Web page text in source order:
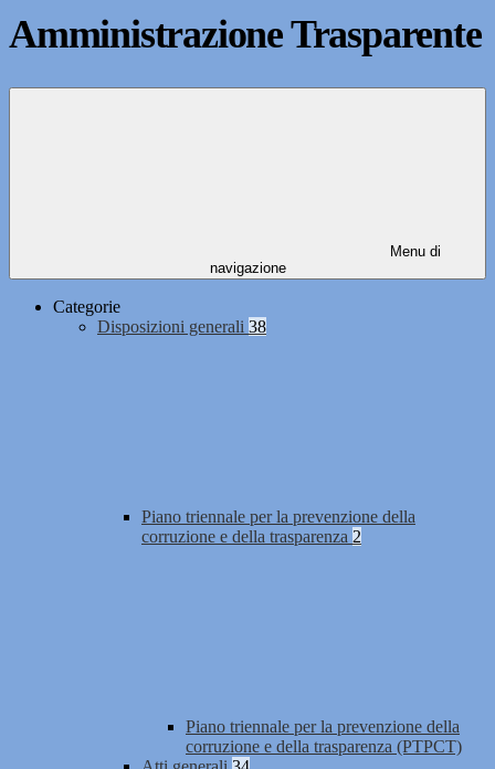
Amministrazione Trasparente
Menu di
navigazione
Categorie
Disposizioni generali 38
Piano triennale per la prevenzione della
corruzione e della trasparenza 2
Piano triennale per la prevenzione della
corruzione e della trasparenza (PTPCT)